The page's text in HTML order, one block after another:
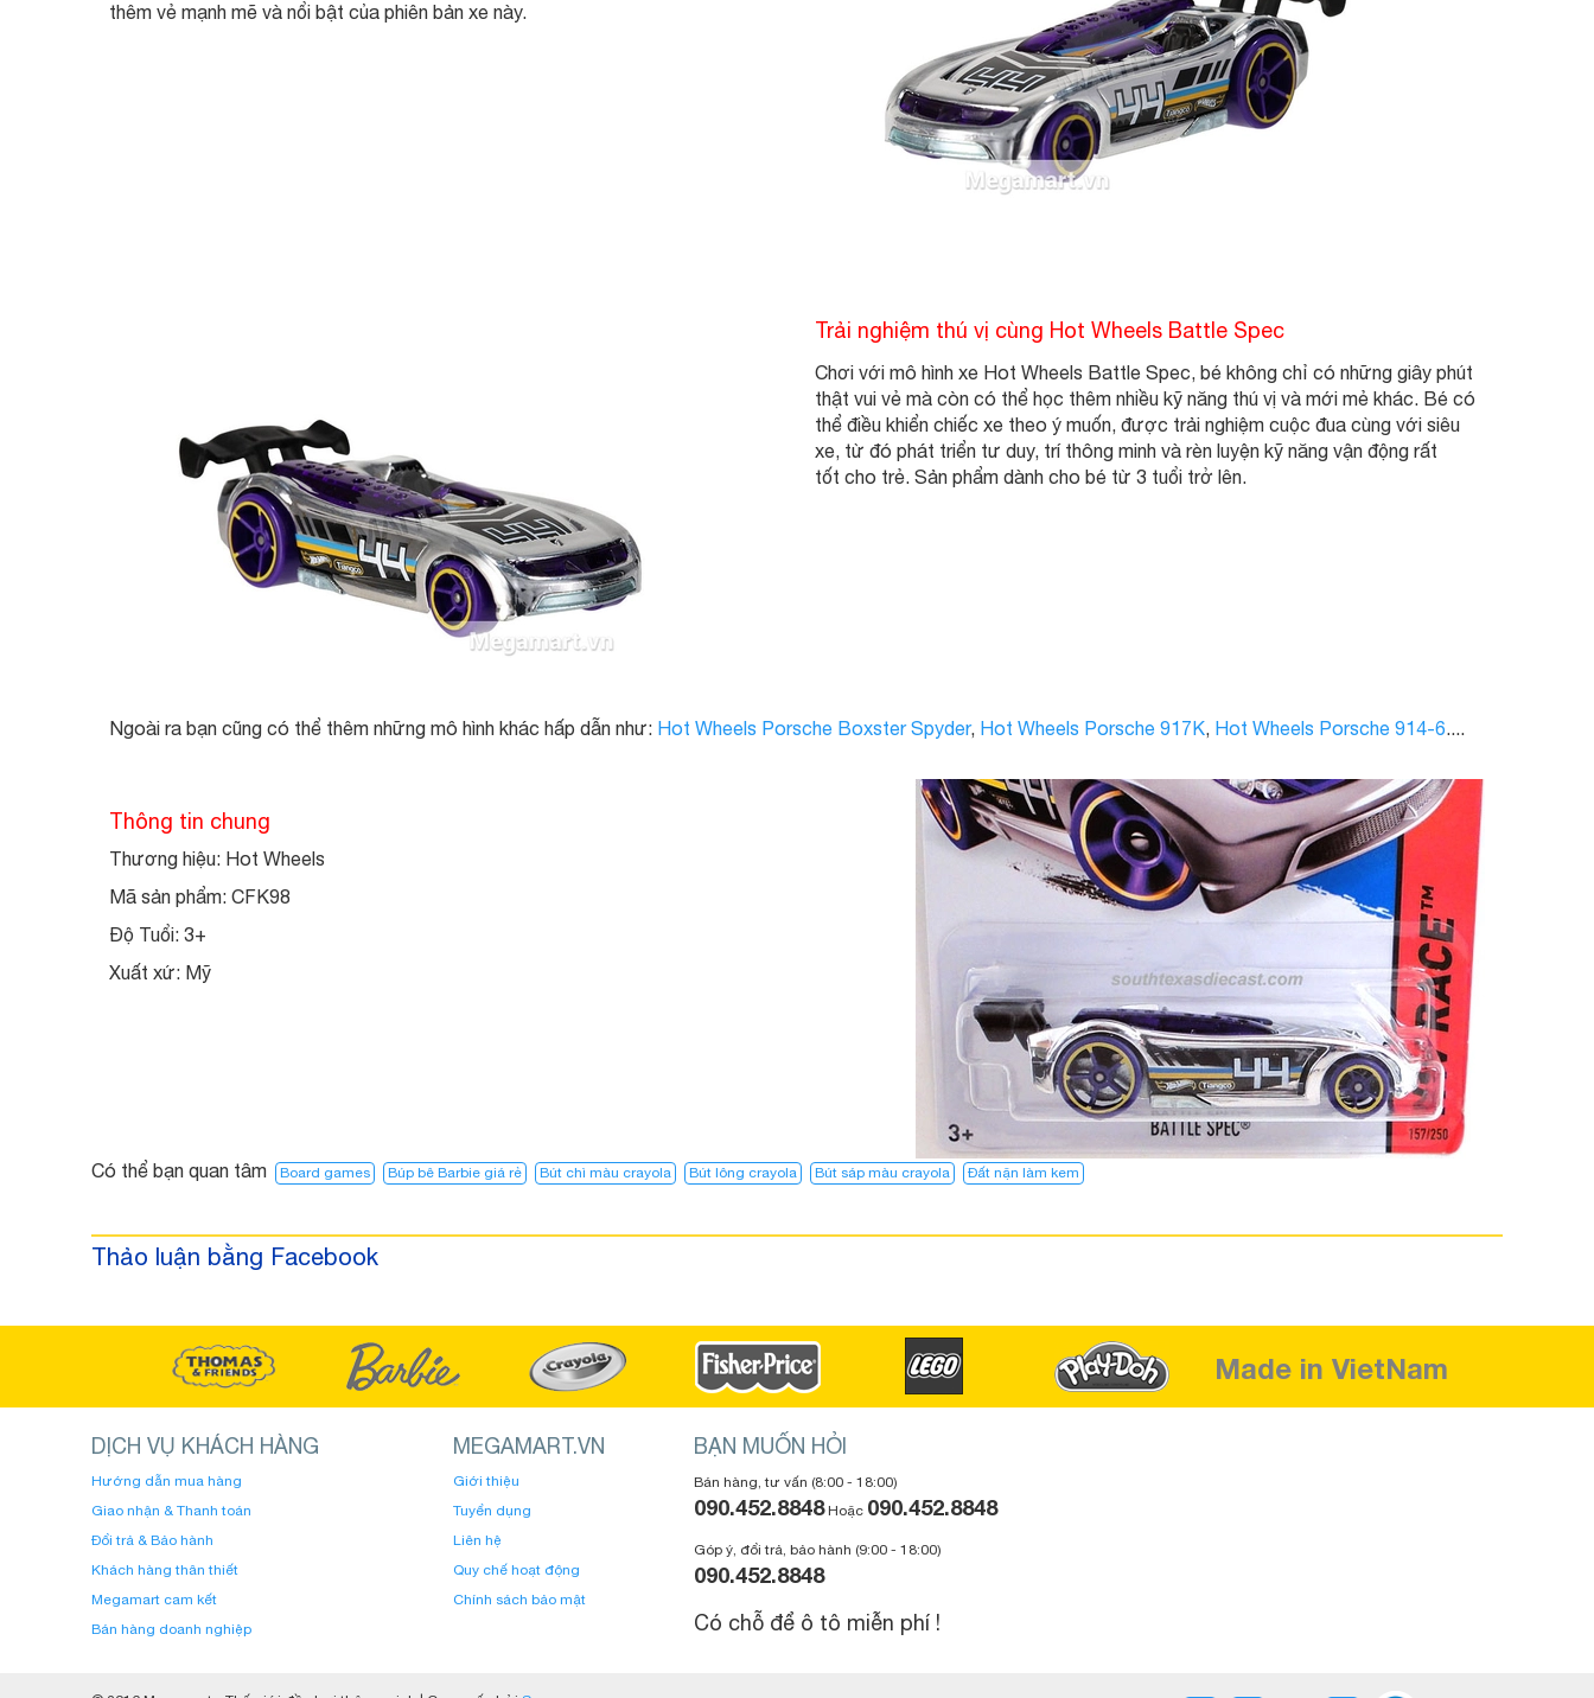
thêm vẻ mạnh mẽ và nổi bật của phiên bản xe này.
Trải nghiệm thú vị cùng Hot Wheels Battle Spec
Chơi với mô hình xe Hot Wheels Battle Spec, bé không chỉ có những giây phút
thật vui vẻ mà còn có thể học thêm nhiều kỹ năng thú vị và mới mẻ khác. Bé có
thể điều khiển chiếc xe theo ý muốn, được trải nghiệm cuộc đua cùng với siêu
xe, từ đó phát triển tư duy, trí thông minh và rèn luyện kỹ năng vận động rất
tốt cho trẻ. Sản phẩm dành cho bé từ 3 tuổi trở lên.
Ngoài ra bạn cũng có thể thêm những mô hình khác hấp dẫn như: Hot Wheels Porsche Boxster Spyder, Hot Wheels Porsche 917K, Hot Wheels Porsche 914-6....
Thông tin chung
Thương hiệu: Hot Wheels
Mã sản phẩm: CFK98
Độ Tuổi: 3+
Xuất xứ: Mỹ
Có thể bạn quan tâm Board games Búp bê Barbie giá rẻ Bút chì màu crayola Bút lông crayola Bút sáp màu crayola Đất nặn làm kem
Thảo luận bằng Facebook
Made in VietNam
DỊCH VỤ KHÁCH HÀNG
Hướng dẫn mua hàng
Giao nhận & Thanh toán
Đổi trả & Bảo hành
Khách hàng thân thiết
Megamart cam kết
Bán hàng doanh nghiệp
MEGAMART.VN
Giới thiệu
Tuyển dụng
Liên hệ
Quy chế hoạt động
Chính sách bảo mật
BẠN MUỐN HỎI
Bán hàng, tư vấn (8:00 - 18:00)
090.452.8848Hoặc 090.452.8848
Góp ý, đổi trả, bảo hành (9:00 - 18:00)
090.452.8848
Có chỗ để ô tô miễn phí !